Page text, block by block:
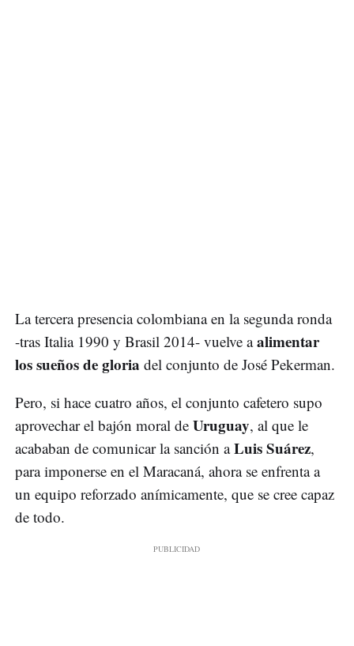
La tercera presencia colombiana en la segunda ronda
-tras Italia 1990 y Brasil 2014- vuelve aalimentar
los sueños de gloria del conjunto de José Pekerman.
Pero, si hace cuatro años, el conjunto cafetero supo
aprovechar el bajón moral de Uruguay, al que le
acababan de comunicar la sanción aLuis Suárez,
para imponerse en el Maracaná, ahora se enfrenta a
un equipo reforzado anímicamente, que se cree capaz
de todo.